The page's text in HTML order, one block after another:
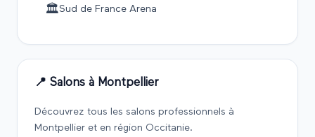
🏛️Sud de France Arena
📍 Salons à Montpellier
Découvrez tous les salons professionnels à
Montpellier et en région Occitanie.